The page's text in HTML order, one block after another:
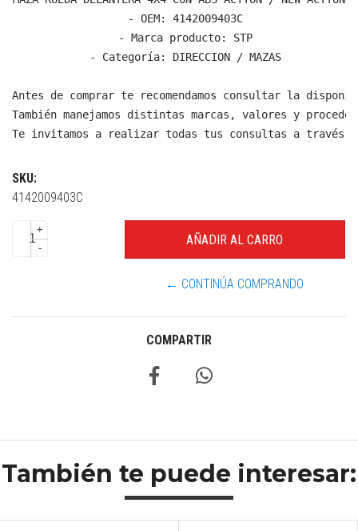
  - OEM: 4142009403C
  - Marca producto: STP
  - Categoría: DIRECCION / MAZAS
Antes de comprar te recomendamos consultar la
También manejamos distintas marcas, valores y
Te invitamos a realizar todas tus consultas a través
SKU:
4142009403C
+
-
← CONTINÚA COMPRANDO
COMPARTIR
También te puede interesar: